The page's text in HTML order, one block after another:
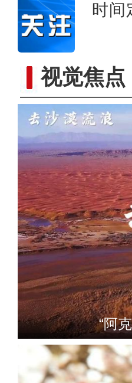
时间
视觉焦点
“阿